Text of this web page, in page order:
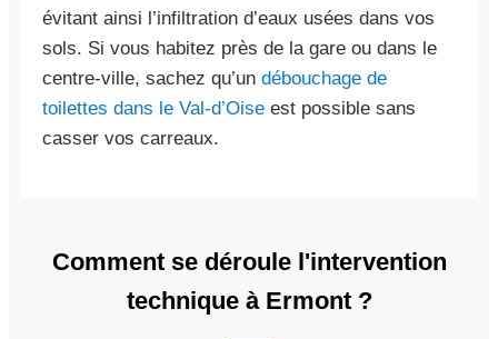
évitant ainsi l’infiltration d’eaux usées dans vos
sols. Si vous habitez près de la gare ou dans le
centre-ville, sachez qu’un débouchage de
toilettes dans le Val-d’Oise est possible sans
casser vos carreaux.
Comment se déroule l'intervention
technique à Ermont ?